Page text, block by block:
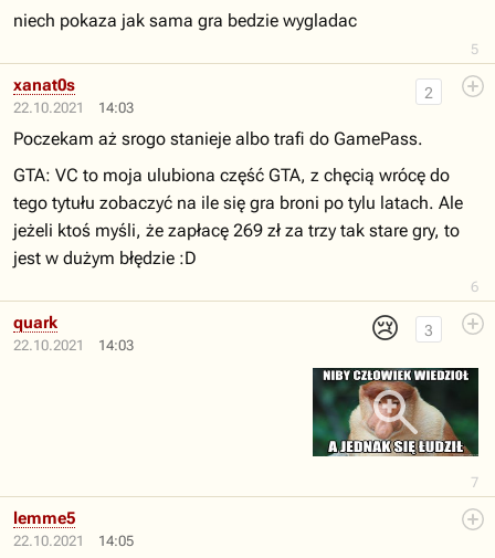
5
niech pokaza jak sama gra bedzie wygladac
22.10.2021 14:03
6
2
xanat0s
Poczekam aż srogo stanieje albo trafi do GamePass.
GTA: VC to moja ulubiona część GTA, z chęcią wrócę do
tego tytułu zobaczyć na ile się gra broni po tylu latach. Ale
jeżeli ktoś myśli, że zapłacę 269 zł za trzy tak stare gry, to
jest w dużym błędzie :D
22.10.2021 14:03
😢
7
3
quark
22.10.2021 14:05
lemme5